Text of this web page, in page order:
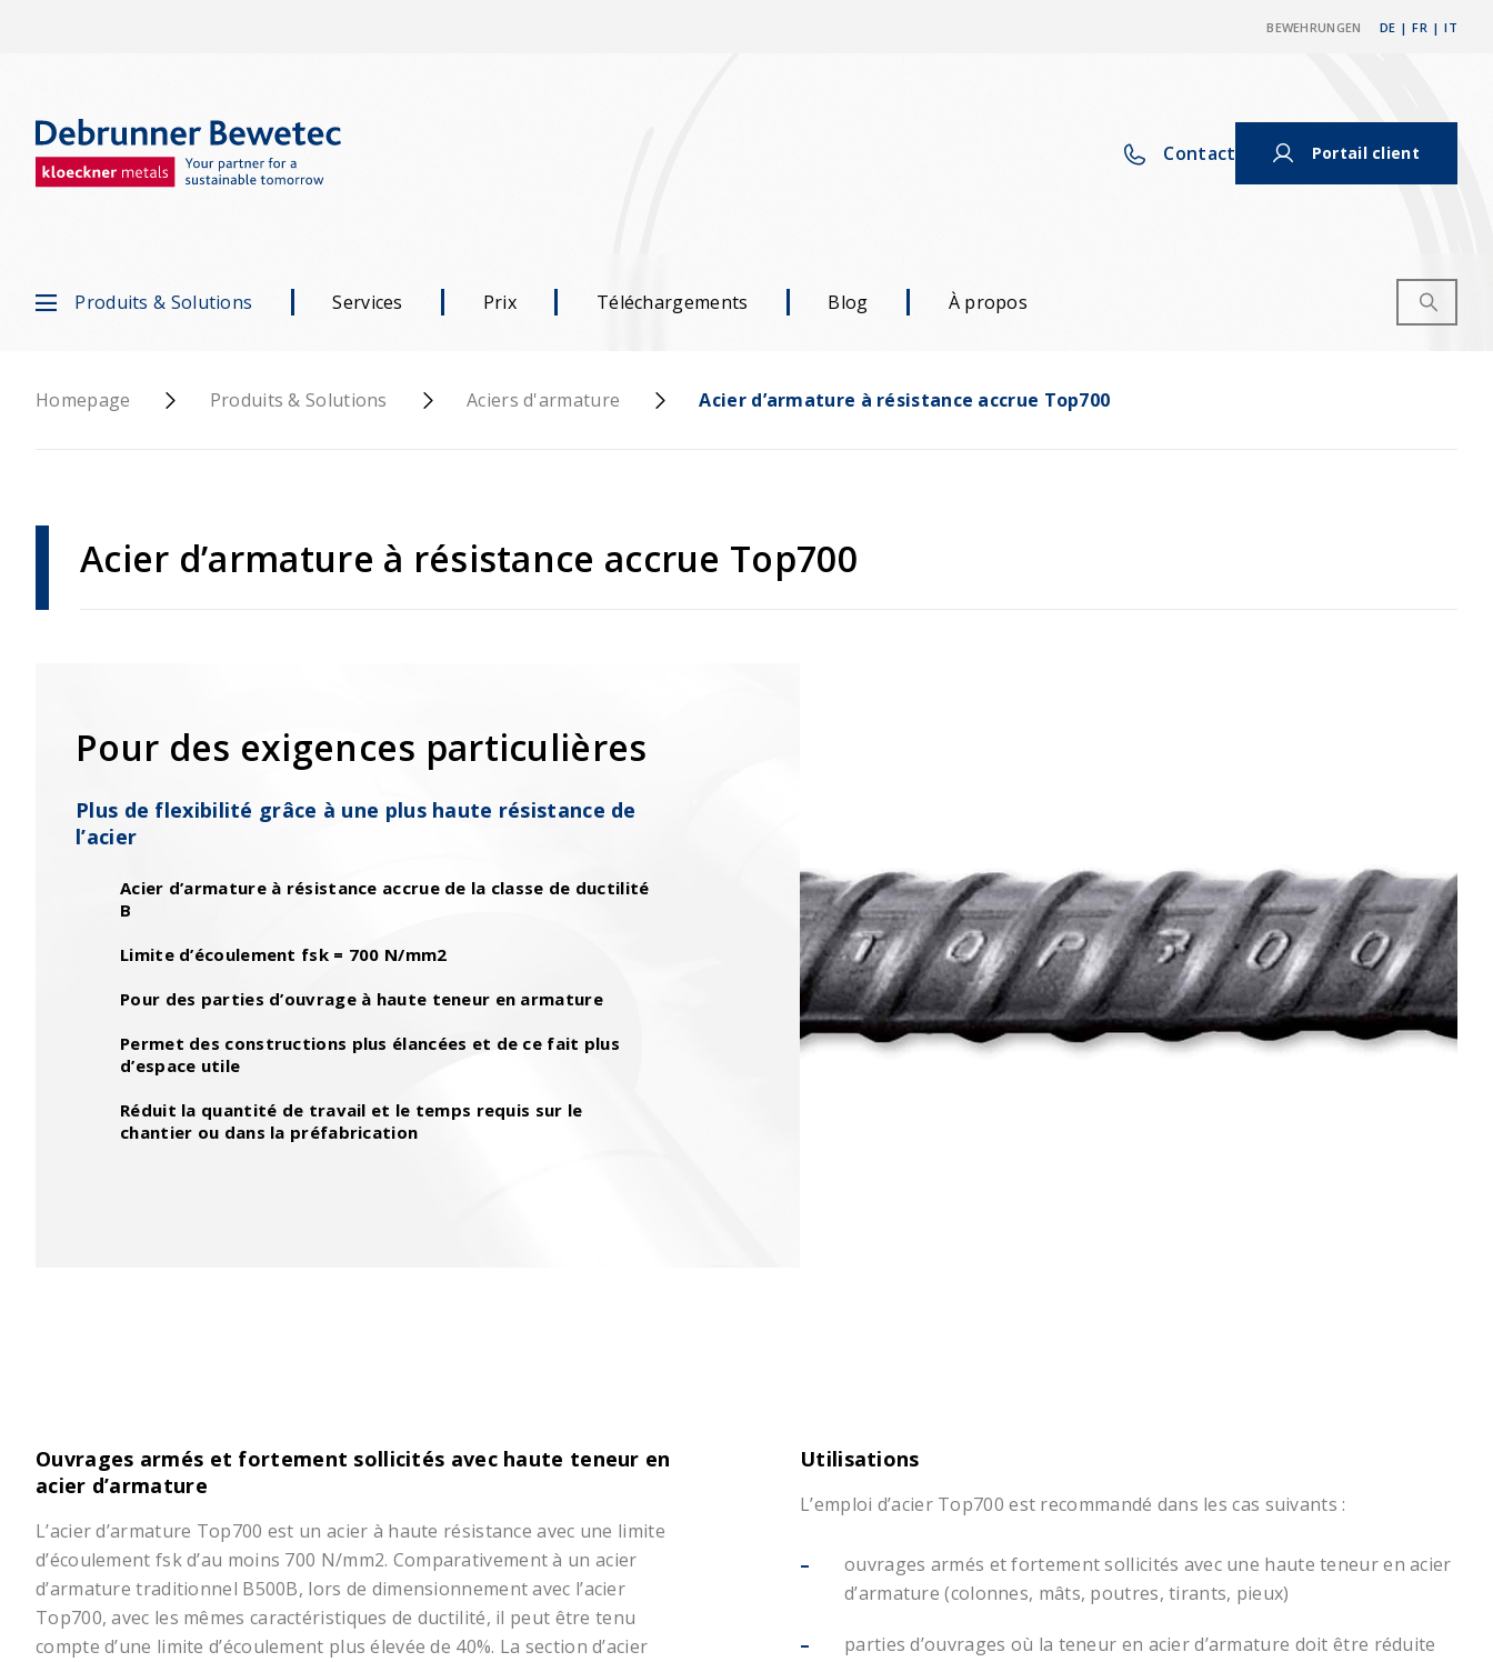
BEWEHRUNGEN IT
|
FR
|
DE
Contact Portail client
Produits & Solutions Services Prix Téléchargements Blog À propos
Homepage Produits & Solutions Aciers d'armature Acier d’armature à résistance accrue Top700
Acier d’armature à résistance accrue Top700
Pour des exigences particulières
Plus de flexibilité grâce à une plus haute résistance de
l’acier
Acier d’armature à résistance accrue de la classe de ductilité
B
Limite d’écoulement fsk = 700 N/mm2
Pour des parties d’ouvrage à haute teneur en armature
Permet des constructions plus élancées et de ce fait plus
d’espace utile
Réduit la quantité de travail et le temps requis sur le
chantier ou dans la préfabrication
Ouvrages armés et fortement sollicités avec haute teneur en
acier d’armature
L’acier d’armature Top700 est un acier à haute résistance avec une limite
d’écoulement fsk d’au moins 700 N/mm2. Comparativement à un acier
d’armature traditionnel B500B, lors de dimensionnement avec l’acier
Top700, avec les mêmes caractéristiques de ductilité, il peut être tenu
compte d’une limite d’écoulement plus élevée de 40%. La section d’acier
Utilisations
L’emploi d’acier Top700 est recommandé dans les cas suivants :
ouvrages armés et fortement sollicités avec une haute teneur en acier
d’armature (colonnes, mâts, poutres, tirants, pieux)
parties d’ouvrages où la teneur en acier d’armature doit être réduite